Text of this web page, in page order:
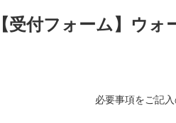
【受付フォーム】ウ
必要事項をご記